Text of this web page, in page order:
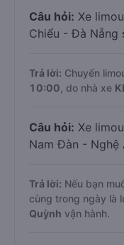
Câu hỏi: Xe
Chiểu - Đà Nẵng
Trả lời: Chuyến
10:00 , do nhà xe
Câu hỏi: Xe
Nam Đàn - Nghệ
Trả lời: Nếu bạn
cùng trong ngày là
Quỳnh vận hành.